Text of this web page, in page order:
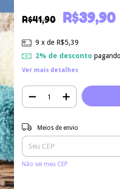
R$41,90 R$39,90
9 x de R$5,39
2% de desconto
Ver mais detalhes
Entregas para o CEP:
Meios de envio
Não sei meu CEP